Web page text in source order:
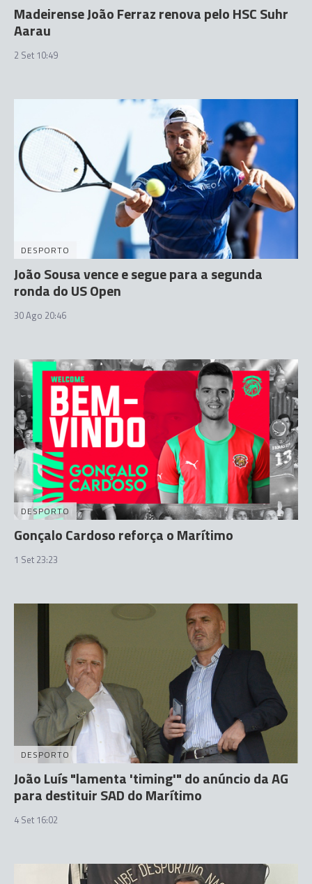
Madeirense João Ferraz renova pelo HSC Suhr
Aarau
2 Set 10:49
DESPORTO
João Sousa vence e segue para a segunda
ronda do US Open
30 Ago 20:46
DESPORTO
Gonçalo Cardoso reforça o Marítimo
1 Set 23:23
DESPORTO
João Luís "lamenta 'timing'" do anúncio da AG
para destituir SAD do Marítimo
4 Set 16:02